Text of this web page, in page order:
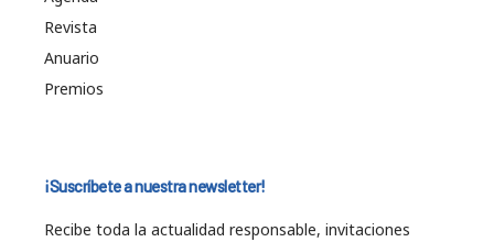
Revista
Anuario
Premios
¡Suscríbete a nuestra newsletter!
Recibe toda la actualidad responsable, invitaciones